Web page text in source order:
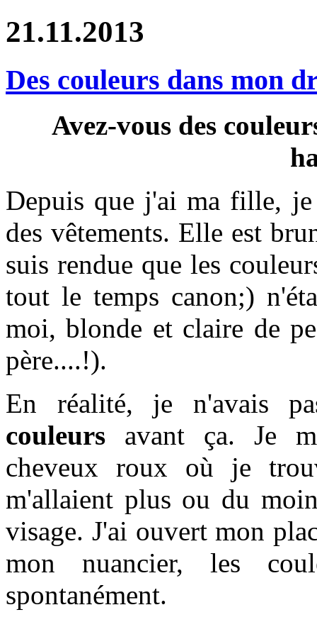
21.11.2013
Des couleurs dans mon
Avez-vous des
Depuis que j'ai ma fille, je
des vêtements. Elle est
suis rendue que les
tout le temps canon;)
moi, blonde et claire de
père....!).
En réalité, je n'avais
couleurs avant ça. Je
cheveux roux où je
m'allaient plus ou du
visage. J'ai ouvert mon
mon nuancier, les
spontanément.